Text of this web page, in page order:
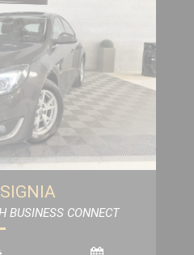
BUSINESS CONNECT
5P